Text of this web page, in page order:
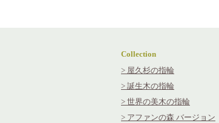
Collection
> 屋久杉の指輪
> 誕生木の指輪
> 世界の美木の指輪
> アファンの森 バージョン